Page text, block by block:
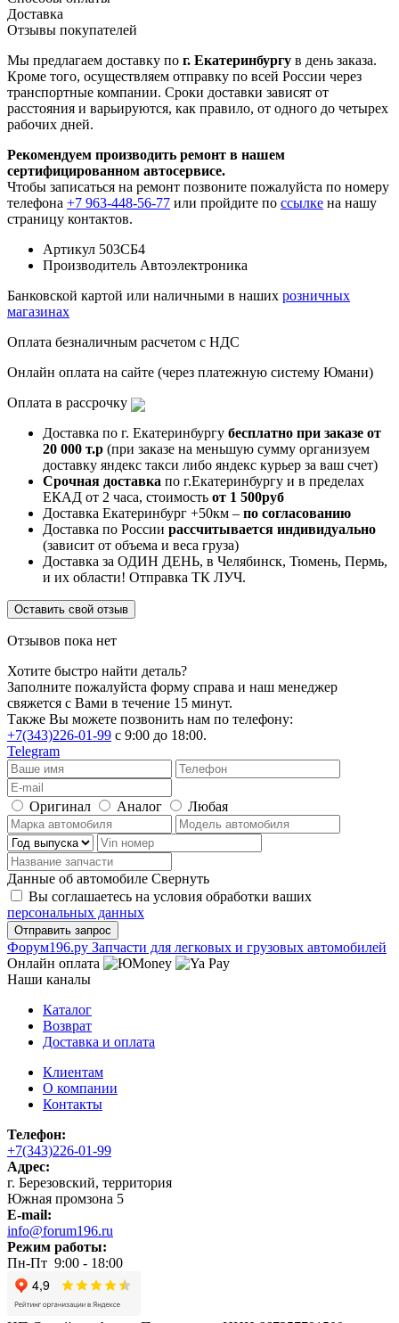
Доставка
Отзывы покупателей
Мы предлагаем доставку по г. Екатеринбургу в день заказа.
Кроме того, осуществляем отправку по всей России через
транспортные компании. Сроки доставки зависят от
расстояния и варьируются, как правило, от одного до четырех
рабочих дней.
Рекомендуем производить ремонт в нашем
сертифицированном автосервисе.
Чтобы записаться на ремонт позвоните пожалуйста по номеру
телефона +7 963-448-56-77 или пройдите по ссылке на нашу
страницу контактов.
Артикул 503СБ4
Производитель Автоэлектроника
Банковской картой или наличными в наших розничных
магазинах
Оплата безналичным расчетом с НДС
Онлайн оплата на сайте (через платежную систему Юмани)
Оплата в рассрочку
Доставка по г. Екатеринбургу бесплатно при заказе от
20 000 т.р (при заказе на меньшую сумму организуем
доставку яндекс такси либо яндекс курьер за ваш счет)
Срочная доставка по г.Екатеринбургу и в пределах
ЕКАД от 2 часа, стоимость от 1 500руб
Доставка Екатеринбург +50км – по согласованию
Доставка по России рассчитывается индивидуально
(зависит от объема и веса груза)
Доставка за ОДИН ДЕНЬ, в Челябинск, Тюмень, Пермь,
и их области! Отправка ТК ЛУЧ.
Оставить свой отзыв
Отзывов пока нет
Хотите быстро найти деталь?
Заполните пожалуйста форму справа и наш менеджер
свяжется с Вами в течение 15 минут.
Также Вы можете позвонить нам по телефону:
+7(343)226-01-99 с 9:00 до 18:00.
Telegram
Оригинал Аналог Любая
Данные об автомобиле Свернуть
Вы соглашаетесь на условия обработки ваших
персональных данных
Фoрум196.ру Запчасти для легковых и грузовых автомобилей
Онлайн оплата
Наши каналы
Каталог
Возврат
Доставка и оплата
Клиентам
О компании
Контакты
Телефон:
+7(343)226-01-99
Адрес:
г. Березовский, территория
Южная промзона 5
E-mail:
info@forum196.ru
Режим работы:
Пн-Пт 9:00 - 18:00